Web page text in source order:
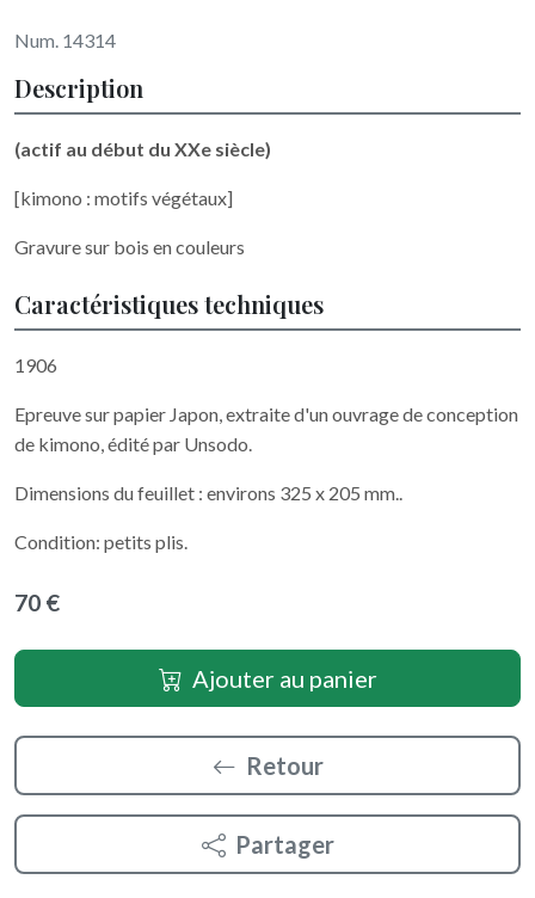
Num. 14314
Description
(actif au début du XXe siècle)
[kimono : motifs végétaux]
Gravure sur bois en couleurs
Caractéristiques techniques
1906
Epreuve sur papier Japon, extraite d'un ouvrage de conception
de kimono, édité par Unsodo.
Dimensions du feuillet : environs 325 x 205 mm..
Condition: petits plis.
70 €
Ajouter au panier
Retour
Partager